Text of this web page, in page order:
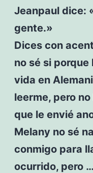
Jeanpaul dice:
gente.»
Dices con
no sé si
vida en
leerme, pero
que le envié
Melany no sé
conmigo para
ocurrido, pero